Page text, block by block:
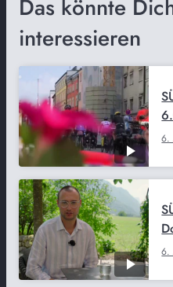
Das könnte
interessieren
6.
6.